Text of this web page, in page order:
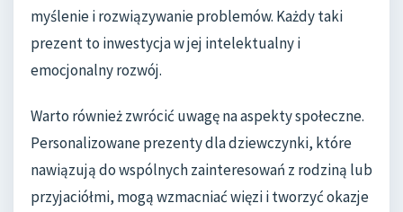
myślenie i rozwiązywanie problemów. Każdy taki
prezent to inwestycja w jej intelektualny i
emocjonalny rozwój.
Warto również zwrócić uwagę na aspekty społeczne.
Personalizowane prezenty dla dziewczynki, które
nawiązują do wspólnych zainteresowań z rodziną lub
przyjaciółmi, mogą wzmacniać więzi i tworzyć okazje